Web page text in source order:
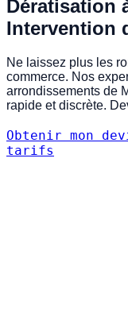
Dératisation
Intervention
Ne laissez plus les
commerce. Nos
arrondissements de
rapide et discrète.
Obtenir mon
tarifs